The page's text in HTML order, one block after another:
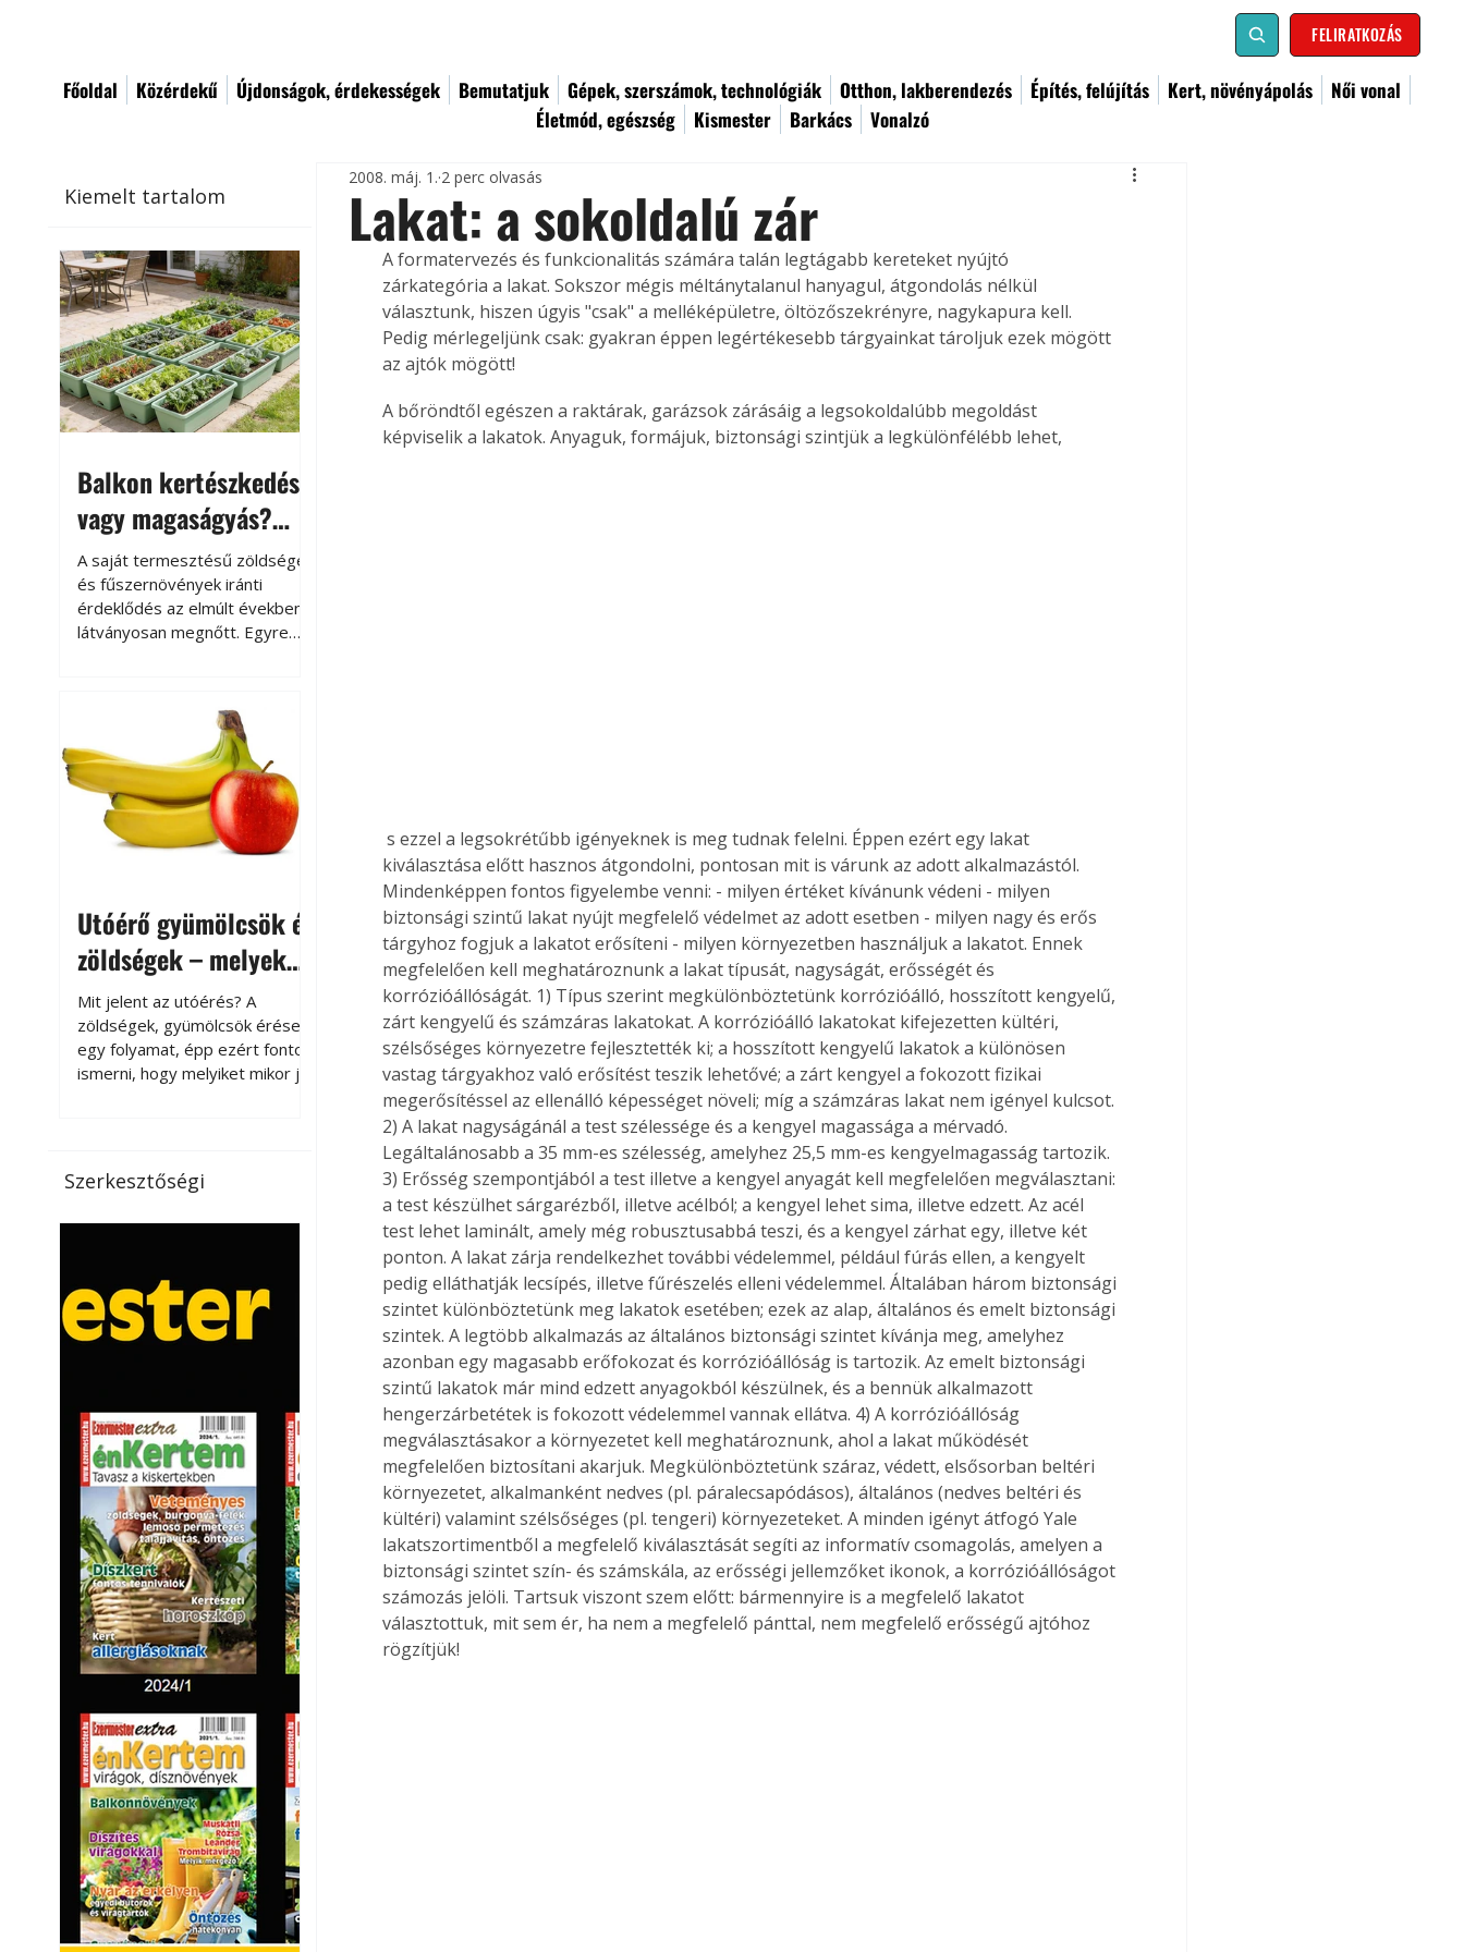
FELIRATKOZÁS
Főoldal Közérdekű Újdonságok, érdekességek Bemutatjuk Gépek, szerszámok, technológiák Otthon, lakberendezés Építés, felújítás Kert, növényápolás
Női vonal
Életmód, egészség
Kismester Barkács Vonalzó
Kiemelt tartalom
Balkon kertészkedés
vagy magaságyás?
Helytakarékos
kertészkedés
A saját termesztésű zöldségek
és fűszernövények iránti
érdeklődés az elmúlt években
látványosan megnőtt. Egyre
kertészkedés sokak számára
kikapcsolódást és feltöltődést
is jelent.
Utóérő gyümölcsök és
zöldségek – melyek
érnek tovább leszedés
után?
Mit jelent az utóérés? A
zöldségek, gyümölcsök érése
egy folyamat, épp ezért fontos
ismerni, hogy melyiket mikor jó
paradicsomot sokszor
gazdasági érettségben, azaz
Utóérik eközben, de nem lesz
olyan ízű, mint amit a saját
kertünkben, biológiai
tárolható h
Szerkesztőségi
Lakat: a sokoldalú zár
2008. máj. 1. 2 perc olvasás
A formatervezés és funkcionalitás számára talán legtágabb kereteket nyújtó
zárkategória a lakat. Sokszor mégis méltánytalanul hanyagul, átgondolás nélkül
választunk, hiszen úgyis "csak" a melléképületre, öltözőszekrényre, nagykapura kell.
Pedig mérlegeljünk csak: gyakran éppen legértékesebb tárgyainkat tároljuk ezek mögött
az ajtók mögött!
A bőröndtől egészen a raktárak, garázsok zárásáig a legsokoldalúbb megoldást
képviselik a lakatok. Anyaguk, formájuk, biztonsági szintjük a legkülönfélébb lehet,
s ezzel a legsokrétűbb igényeknek is meg tudnak felelni. Éppen ezért egy lakat
kiválasztása előtt hasznos átgondolni, pontosan mit is várunk az adott alkalmazástól.
Mindenképpen fontos figyelembe venni: - milyen értéket kívánunk védeni - milyen
biztonsági szintű lakat nyújt megfelelő védelmet az adott esetben - milyen nagy és erős
tárgyhoz fogjuk a lakatot erősíteni - milyen környezetben használjuk a lakatot. Ennek
megfelelően kell meghatároznunk a lakat típusát, nagyságát, erősségét és
korrózióállóságát. 1) Típus szerint megkülönböztetünk korrózióálló, hosszított kengyelű,
zárt kengyelű és számzáras lakatokat. A korrózióálló lakatokat kifejezetten kültéri,
szélsőséges környezetre fejlesztették ki; a hosszított kengyelű lakatok a különösen
vastag tárgyakhoz való erősítést teszik lehetővé; a zárt kengyel a fokozott fizikai
megerősítéssel az ellenálló képességet növeli; míg a számzáras lakat nem igényel kulcsot.
2) A lakat nagyságánál a test szélessége és a kengyel magassága a mérvadó.
Legáltalánosabb a 35 mm-es szélesség, amelyhez 25,5 mm-es kengyelmagasság tartozik.
3) Erősség szempontjából a test illetve a kengyel anyagát kell megfelelően megválasztani:
a test készülhet sárgarézből, illetve acélból; a kengyel lehet sima, illetve edzett. Az acél
test lehet laminált, amely még robusztusabbá teszi, és a kengyel zárhat egy, illetve két
ponton. A lakat zárja rendelkezhet további védelemmel, például fúrás ellen, a kengyelt
pedig elláthatják lecsípés, illetve fűrészelés elleni védelemmel. Általában három biztonsági
szintet különböztetünk meg lakatok esetében; ezek az alap, általános és emelt biztonsági
szintek. A legtöbb alkalmazás az általános biztonsági szintet kívánja meg, amelyhez
azonban egy magasabb erőfokozat és korrózióállóság is tartozik. Az emelt biztonsági
szintű lakatok már mind edzett anyagokból készülnek, és a bennük alkalmazott
hengerzárbetétek is fokozott védelemmel vannak ellátva. 4) A korrózióállóság
megválasztásakor a környezetet kell meghatároznunk, ahol a lakat működését
megfelelően biztosítani akarjuk. Megkülönböztetünk száraz, védett, elsősorban beltéri
környezetet, alkalmanként nedves (pl. páralecsapódásos), általános (nedves beltéri és
kültéri) valamint szélsőséges (pl. tengeri) környezeteket. A minden igényt átfogó Yale
lakatszortimentből a megfelelő kiválasztását segíti az informatív csomagolás, amelyen a
biztonsági szintet szín- és számskála, az erősségi jellemzőket ikonok, a korrózióállóságot
számozás jelöli. Tartsuk viszont szem előtt: bármennyire is a megfelelő lakatot
választottuk, mit sem ér, ha nem a megfelelő pánttal, nem megfelelő erősségű ajtóhoz
rögzítjük!